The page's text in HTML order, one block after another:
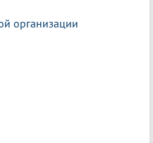
организации